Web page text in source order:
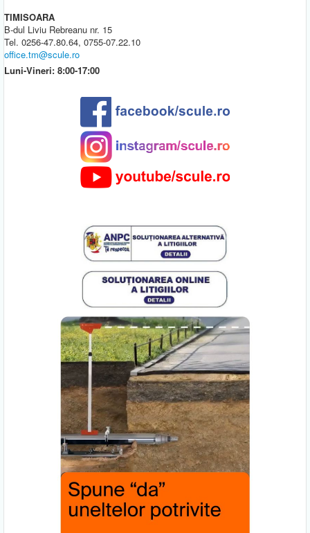
TIMISOARA
B-dul Liviu Rebreanu nr. 15
Tel. 0256-47.80.64, 0755-07.22.10
office.tm@scule.ro
Luni-Vineri: 8:00-17:00